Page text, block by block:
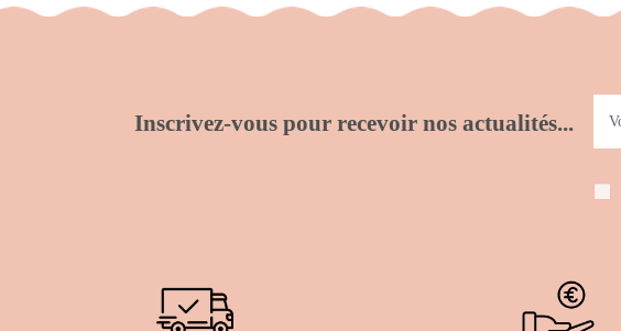
Inscrivez-vous pour recevoir nos actualités...